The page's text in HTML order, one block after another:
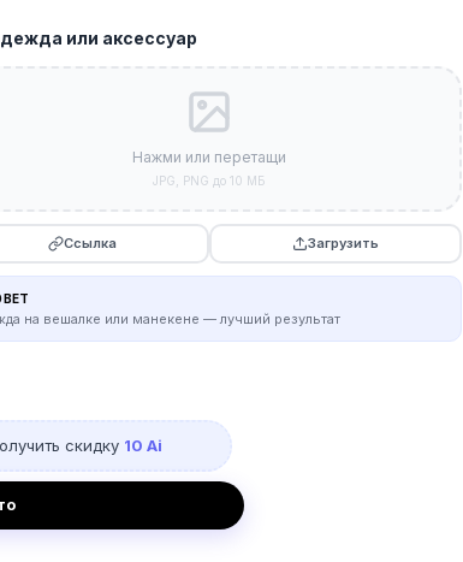
или аксессуар
Нажми или перетащи
JPG, PNG до 10 МБ
Ссылка Загрузить
на вешалке или манекене — лучший результат
скидку 10 Ai